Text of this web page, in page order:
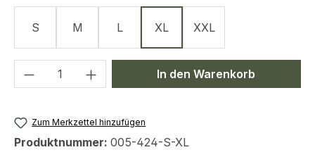
S M L XL XXL
Produkt Anzahl: Gib denIn den Warenkorb
Zum Merkzettel hinzufügen
Produktnummer: 005-424-S-XL